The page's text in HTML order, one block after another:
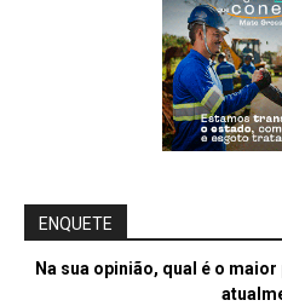
ENQUETE
Na sua opinião, qual é o